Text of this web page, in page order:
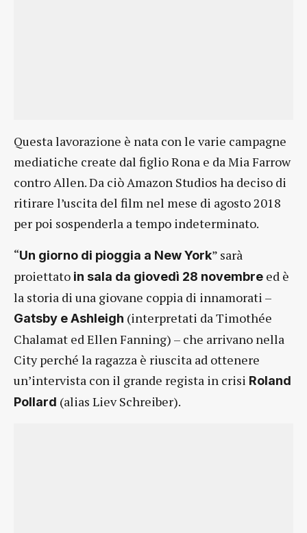
Questa lavorazione è nata con le varie campagne
mediatiche create dal figlio Rona e da Mia Farrow
contro Allen. Da ciò Amazon Studios ha deciso di
ritirare l’uscita del film nel mese di agosto 2018
per poi sospenderla a tempo indeterminato.
“Un giorno di pioggia a New York” sarà
proiettato in sala da giovedì 28 novembre ed è
la storia di una giovane coppia di innamorati –
Gatsby e Ashleigh (interpretati da Timothée
Chalamat ed Ellen Fanning) – che arrivano nella
City perché la ragazza è riuscita ad ottenere
un’intervista con il grande regista in crisi Roland
Pollard (alias Liev Schreiber).